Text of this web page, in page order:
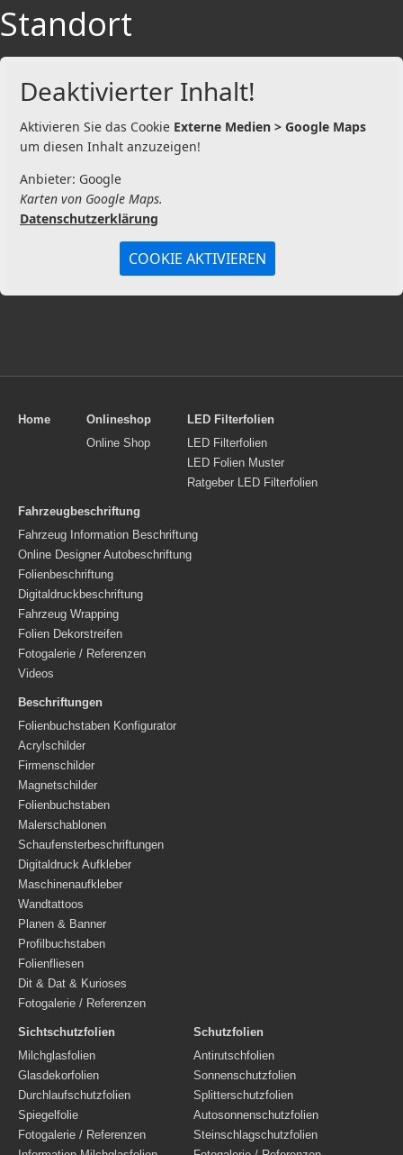
Standort
Deaktivierter Inhalt!
Aktivieren Sie das Cookie Externe Medien > Google Maps
um diesen Inhalt anzuzeigen!
Anbieter: Google
Karten von Google Maps.
Datenschutzerklärung
COOKIE AKTIVIEREN
Home
Onlineshop
Online Shop
LED Filterfolien
LED Filterfolien
LED Folien Muster
Ratgeber LED Filterfolien
Fahrzeugbeschriftung
Fahrzeug Information Beschriftung
Online Designer Autobeschriftung
Folienbeschriftung
Digitaldruckbeschriftung
Fahrzeug Wrapping
Folien Dekorstreifen
Fotogalerie / Referenzen
Videos
Beschriftungen
Folienbuchstaben Konfigurator
Acrylschilder
Firmenschilder
Magnetschilder
Folienbuchstaben
Malerschablonen
Schaufensterbeschriftungen
Digitaldruck Aufkleber
Maschinenaufkleber
Wandtattoos
Planen & Banner
Profilbuchstaben
Folienfliesen
Dit & Dat & Kurioses
Fotogalerie / Referenzen
Sichtschutzfolien
Milchglasfolien
Glasdekorfolien
Durchlaufschutzfolien
Spiegelfolie
Fotogalerie / Referenzen
Schutzfolien
Antirutschfolien
Sonnenschutzfolien
Splitterschutzfolien
Autosonnenschutzfolien
Steinschlagschutzfolien